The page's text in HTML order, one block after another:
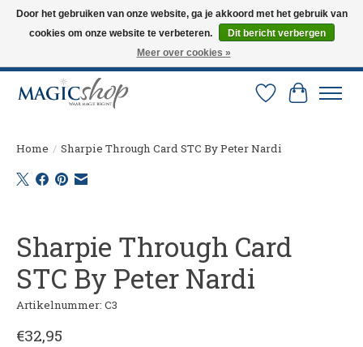
Altijd de nieuwste trucs op voorraad. Snelle verzending via PostNL en DHL.
Langskomen in onze winkel? Bel of mail om een afspraak te maken. 0251-
Verlanglijst
Home / Sharpie Through Card STC By Peter Nardi
Sharpie Through Card
STC By Peter Nardi
Artikelnummer: C3
€32,95
Door het gebruiken van onze website, ga je akkoord met het gebruik van
cookies om onze website te verbeteren.
Dit bericht verbergen
Meer over cookies »